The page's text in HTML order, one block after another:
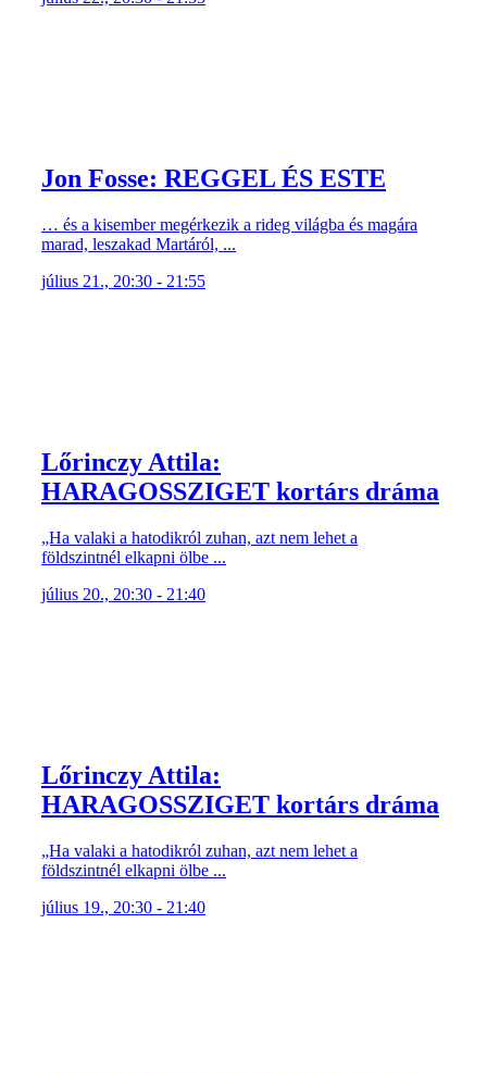
Jon Fosse: REGGEL ÉS ESTE
… és a kisember megérkezik a rideg világba és magára
marad, leszakad Martáról, ...
július 21., 20:30 - 21:55
Lőrinczy Attila:
HARAGOSSZIGET kortárs dráma
„Ha valaki a hatodikról zuhan, azt nem lehet a
földszintnél elkapni ölbe ...
július 20., 20:30 - 21:40
Lőrinczy Attila:
HARAGOSSZIGET kortárs dráma
„Ha valaki a hatodikról zuhan, azt nem lehet a
földszintnél elkapni ölbe ...
július 19., 20:30 - 21:40